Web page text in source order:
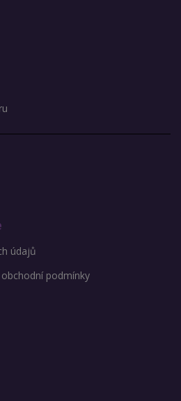
údajů
podmínky